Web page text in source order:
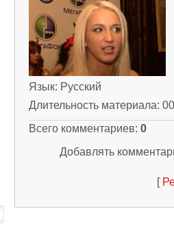
Язык: Русский
Длительность материала:
Всего комментариев: 0
Добавлять
[